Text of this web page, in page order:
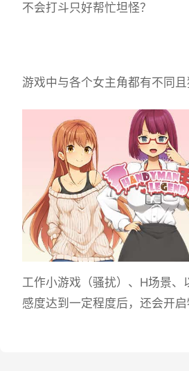
不会打斗只好帮忙坦怪？
游戏中与各个女主角都有不同且
工作小游戏（骚扰）、H场景、
感度达到一定程度后，还会开